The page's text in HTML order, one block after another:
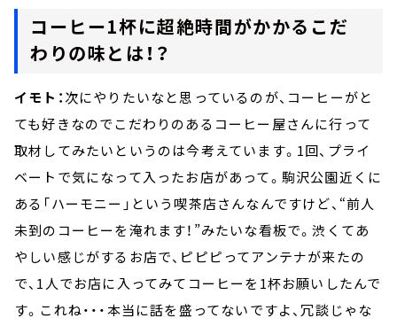
コーヒー1杯に超絶時間がかかるこだ
わりの味とは！？
イモト：次にやりたいなと思っているのが、コーヒーがと
ても好きなのでこだわりのあるコーヒー屋さんに行って
取材してみたいというのは今考えています。1回、プライ
ベートで気になって入ったお店があって。駒沢公園近くに
ある「ハーモニー」という喫茶店さんなんですけど、“前人
未到のコーヒーを淹れます！”みたいな看板で。渋くてあ
やしい感じがするお店で、ピピピってアンテナが来たの
で、1人でお店に入ってみてコーヒーを1杯お願いしたんで
す。これね・・・本当に話を盛ってないですよ、冗談じゃな